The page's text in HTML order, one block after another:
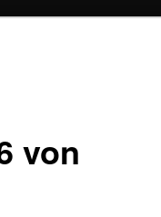
von